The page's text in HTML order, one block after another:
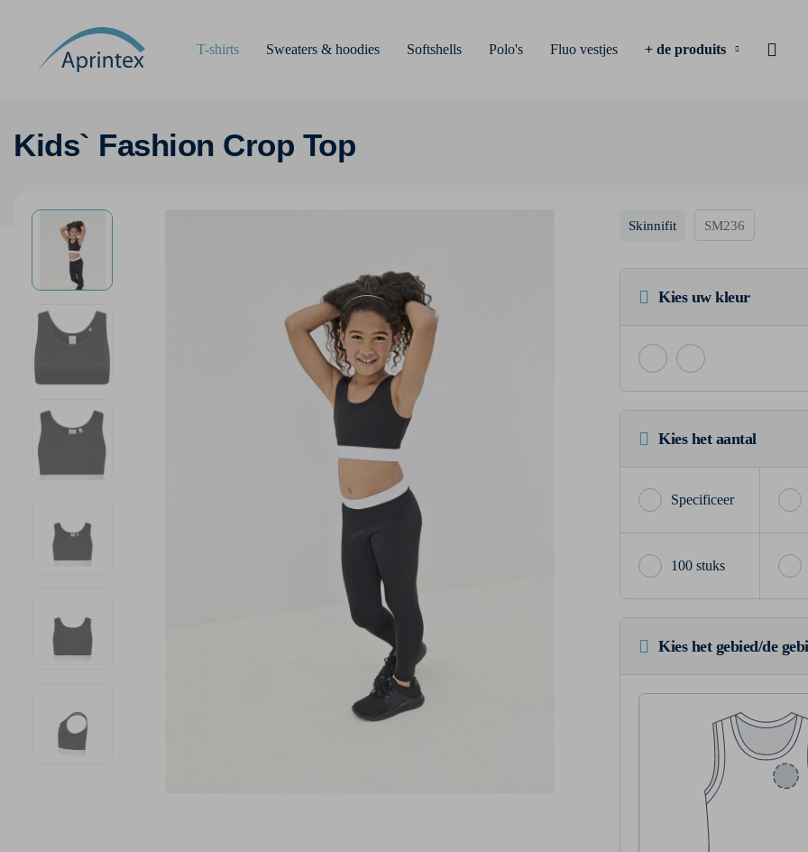
T-shirts Sweaters & hoodies Softshells Polo's Fluo vestjes + de produits
Kids` Fashion Crop Top
Skinnifit SM236
Kies uw kleur
Kies het aantal
100 stuks
Kies het gebied/de